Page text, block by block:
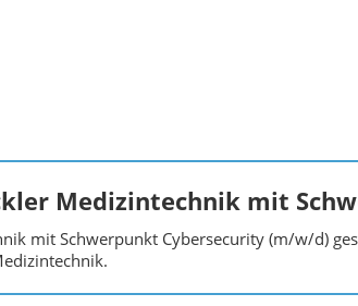
Medizintechnik mit
mit Schwerpunkt Cybersecurity (m/w/d)